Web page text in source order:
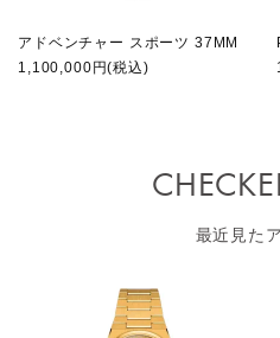
アドベンチャー スポーツ 37MM
1,100,000円(税込)
最近見た